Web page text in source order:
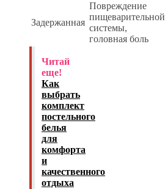
Задержанная
Повреждение
пищеварительной
системы,
головная боль
Читай
еще!
Как
выбрать
комплект
постельного
белья
для
комфорта
и
качественного
отдыха